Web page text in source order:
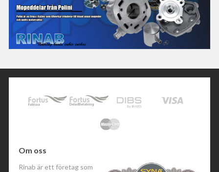
Om oss
Rinab är ett företag som